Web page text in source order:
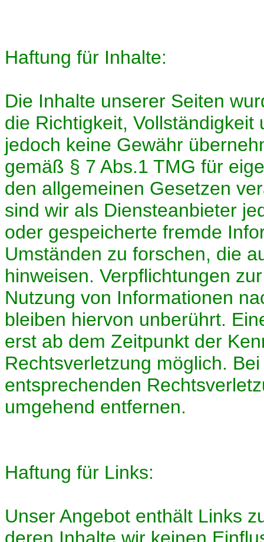
Haftung für Inhalte:
Die Inhalte unserer Seiten
die Richtigkeit,
jedoch keine Gewähr
gemäß § 7 Abs.1 TMG für
den allgemeinen Gesetzen
sind wir als Diensteanbieter
oder gespeicherte fremde
Umständen zu forschen, die
hinweisen. Verpflichtungen
Nutzung von Informationen
bleiben hiervon unberührt.
erst ab dem Zeitpunkt der
Rechtsverletzung möglich.
entsprechenden
umgehend entfernen.
Haftung für Links:
Unser Angebot enthält Links